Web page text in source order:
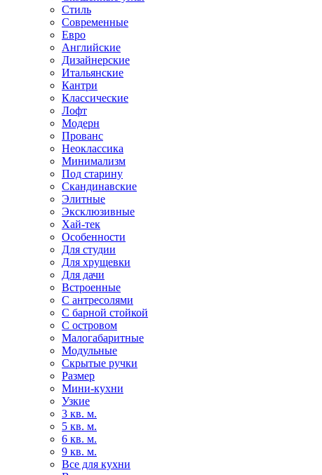
Стиль
Современные
Евро
Английские
Дизайнерские
Итальянские
Кантри
Классические
Лофт
Модерн
Прованс
Неоклассика
Минимализм
Под старину
Скандинавские
Элитные
Эксклюзивные
Хай-тек
Особенности
Для студии
Для хрущевки
Для дачи
Встроенные
С антресолями
С барной стойкой
С островом
Малогабаритные
Модульные
Скрытые ручки
Размер
Мини-кухни
Узкие
3 кв. м.
5 кв. м.
6 кв. м.
9 кв. м.
Все для кухни